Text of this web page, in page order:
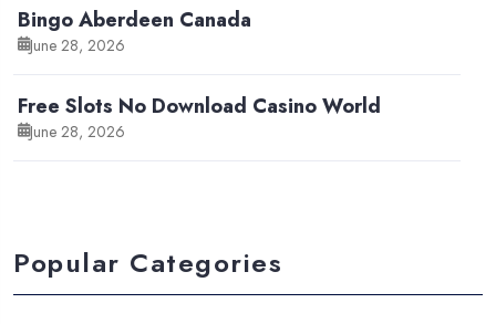
Bingo Aberdeen Canada
June 28, 2026
Free Slots No Download Casino World
June 28, 2026
Popular Categories